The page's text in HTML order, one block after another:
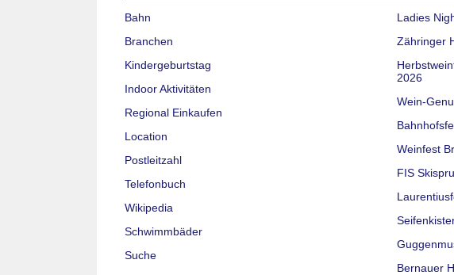
Bahn
Branchen
Kindergeburtstag
Indoor Aktivitäten
Regional Einkaufen
Location
Postleitzahl
Telefonbuch
Wikipedia
Schwimmbäder
Suche
Ladies
Zähringer
2026
Wein-
Weinfest
FIS
Bernauer